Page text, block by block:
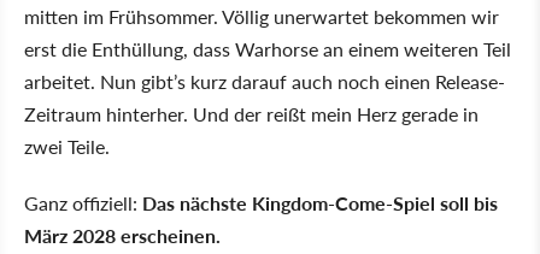
mitten im Frühsommer. Völlig unerwartet bekommen wir
erst die Enthüllung, dass Warhorse an einem weiteren Teil
arbeitet. Nun gibt’s kurz darauf auch noch einen Release-
Zeitraum hinterher. Und der reißt mein Herz gerade in
zwei Teile.
Ganz offiziell: Das nächste Kingdom-Come-Spiel soll bis
März 2028 erscheinen.